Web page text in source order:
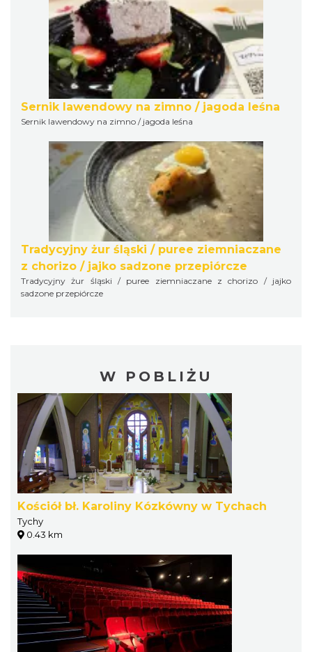
Sernik lawendowy na zimno / jagoda leśna
Sernik lawendowy na zimno / jagoda leśna
Tradycyjny żur śląski / puree ziemniaczane
z chorizo / jajko sadzone przepiórcze
Tradycyjny żur śląski / puree ziemniaczane z chorizo / jajko
sadzone przepiórcze
W POBLIŻU
Kościół bł. Karoliny Kózkówny w Tychach
Tychy
0.43 km